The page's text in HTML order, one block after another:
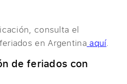
consulta el
en Argentina aquí.
de feriados con